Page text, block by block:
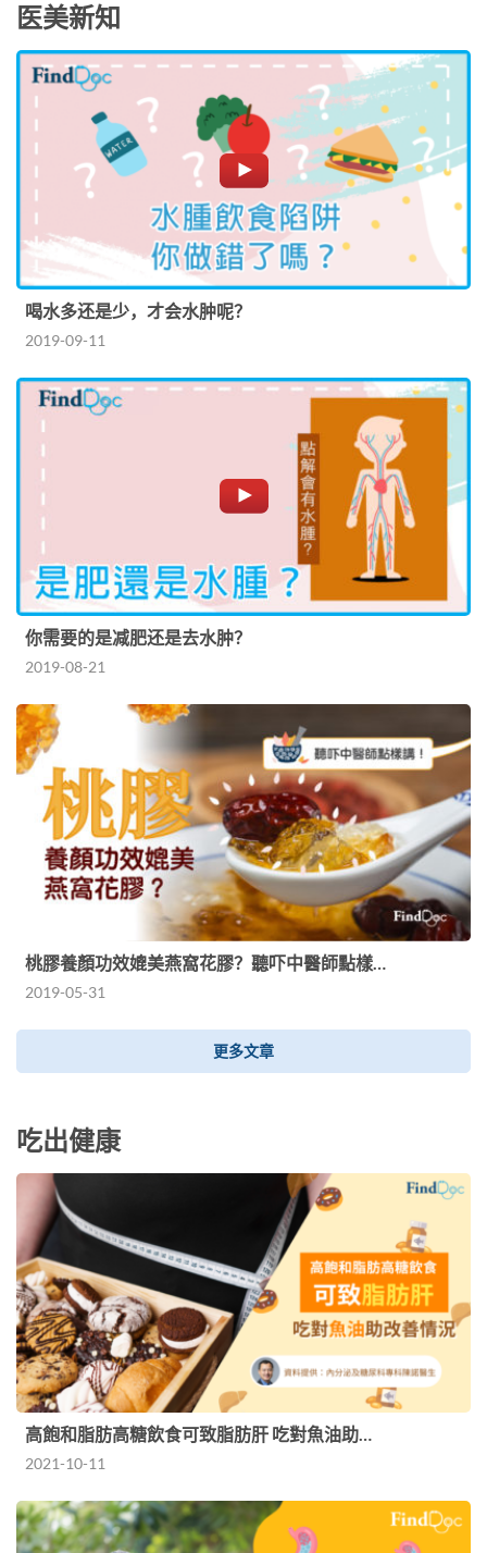
医美新知
喝水多还是少，才会水肿呢？
2019-09-11
你需要的是减肥还是去水肿？
2019-08-21
桃膠養顏功效媲美燕窩花膠？聽吓中醫師點樣…
2019-05-31
更多文章
吃出健康
高飽和脂肪高糖飲食可致脂肪肝 吃對魚油助…
2021-10-11